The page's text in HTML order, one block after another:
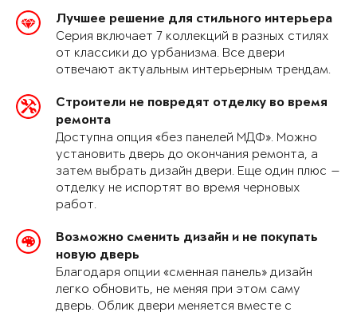
Лучшее решение для стильного интерьера
Серия включает 7 коллекций в разных стилях
от классики до урбанизма. Все двери
отвечают актуальным интерьерным трендам.
Строители не повредят отделку во время
ремонта
Доступна опция «без панелей МДФ». Можно
установить дверь до окончания ремонта, а
затем выбрать дизайн двери. Еще один плюс —
отделку не испортят во время черновых
работ.
Возможно сменить дизайн и не покупать
новую дверь
Благодаря опции «сменная панель» дизайн
легко обновить, не меняя при этом саму
дверь. Облик двери меняется вместе с